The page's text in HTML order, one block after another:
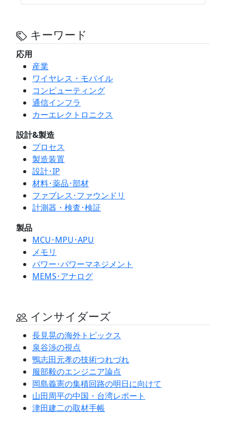
キーワード
応用
産業
ワイヤレス・モバイル
コンピューティング
通信インフラ
カーエレクトロニクス
設計&製造
プロセス
製造装置
設計･IP
材料･薬品･部材
ファブレス･ファウンドリ
計測器・検査･検証
製品
MCU･MPU･APU
メモリ
パワー･パワーマネジメント
MEMS･アナログ
インサイダーズ
長見晃の海外トピックス
泉谷渉の視点
鴨志田元孝の技術つれづれ
服部毅のエンジニア論点
岡島義憲の集積回路の明日に向けて
山田周平の中国・台湾レポート
津田建二の取材手帳